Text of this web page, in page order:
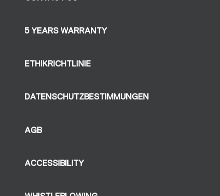
5 YEARS WARRANTY
ETHIKRICHTLINIE
DATENSCHUTZBESTIMMUNGEN
AGB
ACCESSIBILITY